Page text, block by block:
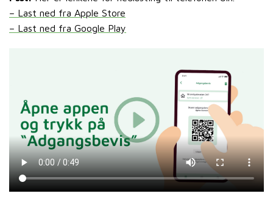
– Last ned fra Apple Store
– Last ned fra Google Play